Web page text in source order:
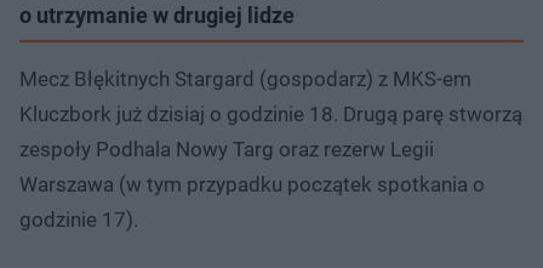
o utrzymanie w drugiej lidze
Mecz Błękitnych Stargard (gospodarz) z MKS-em
Kluczbork już dzisiaj o godzinie 18. Drugą parę stworzą
zespoły Podhala Nowy Targ oraz rezerw Legii
Warszawa (w tym przypadku początek spotkania o
godzinie 17).